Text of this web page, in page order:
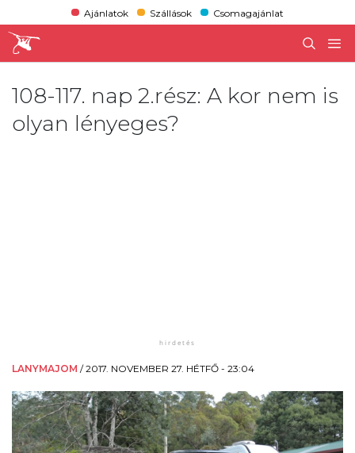
Ajánlatok Szállások Csomagajánlat
108-117. nap 2.rész: A kor nem is
olyan lényeges?
LANYMAJOM /2017. NOVEMBER 27. HÉTFŐ - 23:04